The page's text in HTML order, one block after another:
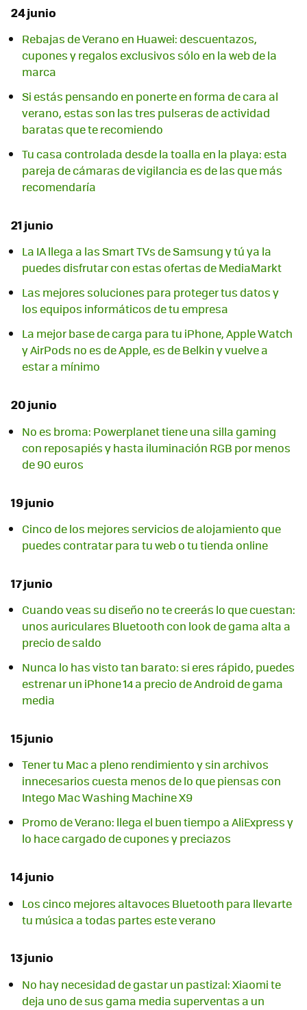
24 junio
Rebajas de Verano en Huawei: descuentazos,
cupones y regalos exclusivos sólo en la web de la
marca
Si estás pensando en ponerte en forma de cara al
verano, estas son las tres pulseras de actividad
baratas que te recomiendo
Tu casa controlada desde la toalla en la playa: esta
pareja de cámaras de vigilancia es de las que más
recomendaría
21 junio
La IA llega a las Smart TVs de Samsung y tú ya la
puedes disfrutar con estas ofertas de MediaMarkt
Las mejores soluciones para proteger tus datos y
los equipos informáticos de tu empresa
La mejor base de carga para tu iPhone, Apple Watch
y AirPods no es de Apple, es de Belkin y vuelve a
estar a mínimo
20 junio
No es broma: Powerplanet tiene una silla gaming
con reposapiés y hasta iluminación RGB por menos
de 90 euros
19 junio
Cinco de los mejores servicios de alojamiento que
puedes contratar para tu web o tu tienda online
17 junio
Cuando veas su diseño no te creerás lo que cuestan:
unos auriculares Bluetooth con look de gama alta a
precio de saldo
Nunca lo has visto tan barato: si eres rápido, puedes
estrenar un iPhone 14 a precio de Android de gama
media
15 junio
Tener tu Mac a pleno rendimiento y sin archivos
innecesarios cuesta menos de lo que piensas con
Intego Mac Washing Machine X9
Promo de Verano: llega el buen tiempo a AliExpress y
lo hace cargado de cupones y preciazos
14 junio
Los cinco mejores altavoces Bluetooth para llevarte
tu música a todas partes este verano
13 junio
No hay necesidad de gastar un pastizal: Xiaomi te
deja uno de sus gama media superventas a un